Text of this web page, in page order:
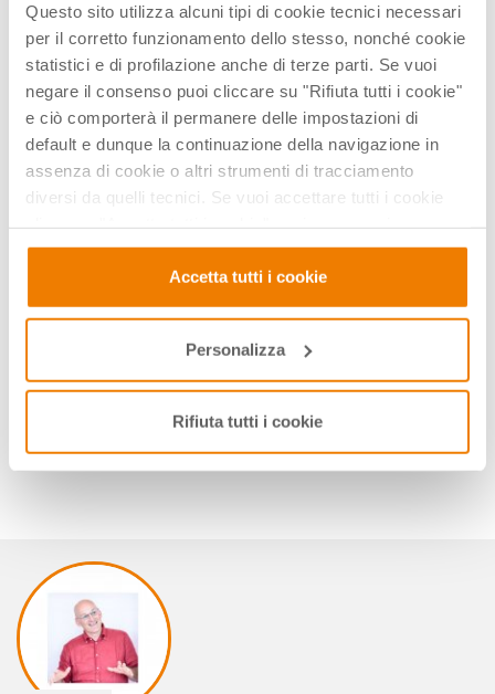
Questo sito utilizza alcuni tipi di cookie tecnici necessari
per il corretto funzionamento dello stesso, nonché cookie
statistici e di profilazione anche di terze parti. Se vuoi
negare il consenso puoi cliccare su "Rifiuta tutti i cookie"
e ciò comporterà il permanere delle impostazioni di
default e dunque la continuazione della navigazione in
assenza di cookie o altri strumenti di tracciamento
diversi da quelli tecnici. Se vuoi accettare tutti i cookie
autonomamente selezionare i cookie da accettare clicca
su "Personalizza". Se vuoi saperne di più consulta la
nostraPrivacy e Cookie Policy.
Accetta tutti i cookie
Personalizza
Rifiuta tutti i cookie
FORMAZIONE
INCLUSA
FORMAZIONE
INCLUSA
326621
LEGO Education SPIKE
327421
LEGO Education SPIKE
studenti